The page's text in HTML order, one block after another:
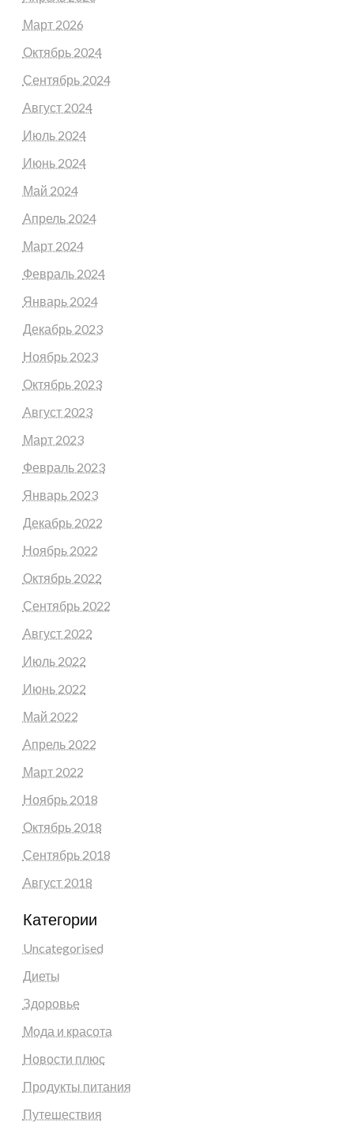
Март 2026
Октябрь 2024
Сентябрь 2024
Август 2024
Июль 2024
Июнь 2024
Май 2024
Апрель 2024
Март 2024
Февраль 2024
Январь 2024
Декабрь 2023
Ноябрь 2023
Октябрь 2023
Август 2023
Март 2023
Февраль 2023
Январь 2023
Декабрь 2022
Ноябрь 2022
Октябрь 2022
Сентябрь 2022
Август 2022
Июль 2022
Июнь 2022
Май 2022
Апрель 2022
Март 2022
Ноябрь 2018
Октябрь 2018
Сентябрь 2018
Август 2018
Категории
Uncategorised
Диеты
Здоровье
Мода и красота
Новости плюс
Продукты питания
Путешествия